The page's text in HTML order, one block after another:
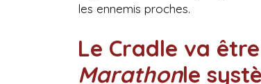
les ennemis proches.
Le Cradle va
Marathonle